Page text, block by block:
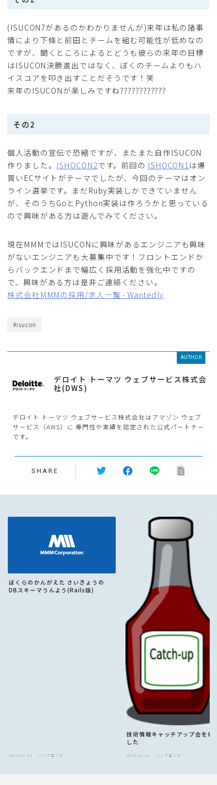
(ISUCON7があるのかわかりませんが)来年は私の諸事
情により下條と前田とチームを組む可能性が低めなの
ですが、聞くところによるとどうも彼らの来年の目標
はISUCON決勝進出ではなく、ぼくのチームよりもハ
イスコアを叩き出すことだそうです！笑
来年のISUCONが楽しみですね????????????
その2
個人活動の宣伝で恐縮ですが、またまた自作ISUCON
作りました。 ISHOCON2です。前回の ISHOCON1 は爆
買いECサイトがテーマでしたが、今回のテーマはオン
ライン選挙です。まだRuby実装しかできていません
が、そのうちGoとPython実装は作ろうかと思っている
ので興味がある方は遊んでみてください。
現在MMMではISUCONに興味があるエンジニアも興味
がないエンジニアも大募集中です！フロントエンドか
らバックエンドまで幅広く採用活動を強化中ですの
で、興味がある方は是非ご連絡ください。
株式会社MMMの採用/求人一覧 - Wantedly
#isucon
AUTHOR
デロイト トーマツ ウェブサービス株式会
社(DWS)
デロイト トーマツ ウェブサービス株式会社はアマゾン ウェブ
サービス（AWS）に 専門性や実績を認定された公式パートナー
です。
SHARE
ぼくらのかんがえた さいきょうの
DBスキーマうんよう(Rails版)
2016.02.24 バックエンド
技術情報キャッチアップ会を始
した
2020.10.31 バックエンド